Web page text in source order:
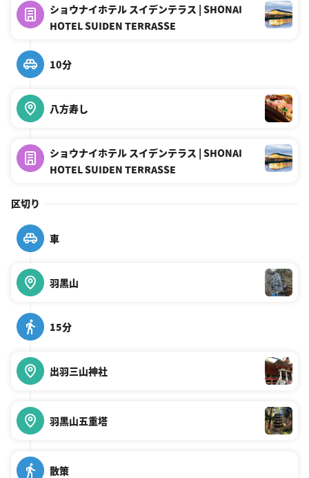
ショウナイホテル スイデンテラス | SHONAI
HOTEL SUIDEN TERRASSE
10分
八方寿し
ショウナイホテル スイデンテラス | SHONAI
HOTEL SUIDEN TERRASSE
区切り
車
羽黒山
15分
出羽三山神社
羽黒山五重塔
散策